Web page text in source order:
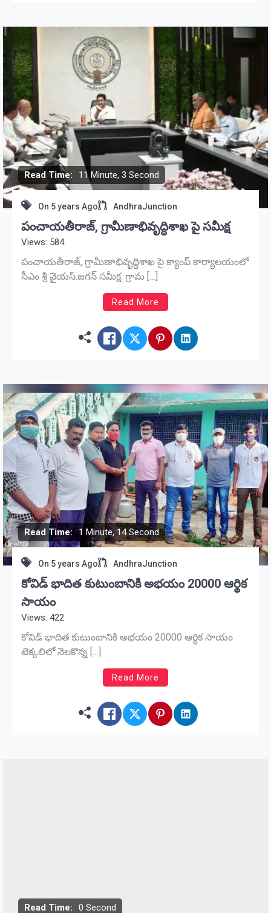
Read Time: 11 Minute, 3 Second
On 5 years Ago AndhraJunction
పంచాయతీరాజ్, గ్రామీణాభివృద్ధిశాఖ పై సమీక్ష
Views: 584
పంచాయతీరాజ్, గ్రామీణాభివృద్ధిశాఖ పై క్యాంప్‌ కార్యాలయంలో
సీఎం శ్రీ వైయస్‌.జగన్‌ సమీక్ష. గ్రామ […]
Read More
Read Time: 1 Minute, 14 Second
On 5 years Ago AndhraJunction
కోవిడ్ భాదిత కుటుంబానికి అభయం 20000 ఆర్థిక
సాయం
Views: 422
కోవిడ్ భాదిత కుటుంబానికి అభయం 20000 ఆర్థిక సాయం
టెక్కలిలో నెలకొన్న […]
Read More
Read Time: 0 Second